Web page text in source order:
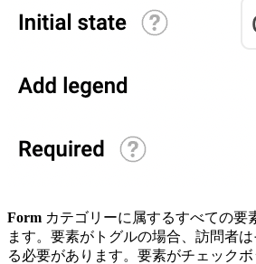
Form カテゴリーに属するすべての要
ます。要素がトグルの場合、訪問者
る必要があります。要素がチェック